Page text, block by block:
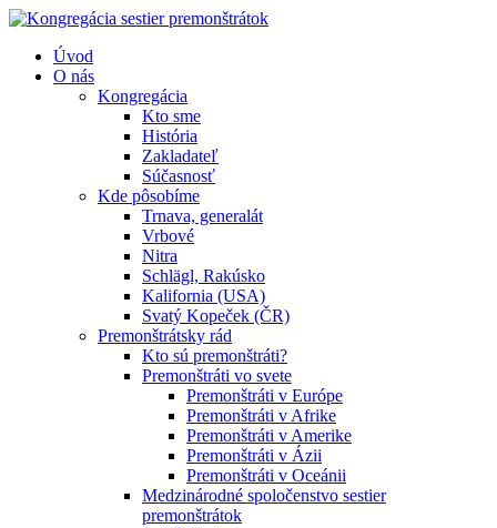
Úvod
O nás
Kongregácia
Kto sme
História
Zakladateľ
Súčasnosť
Kde pôsobíme
Trnava, generalát
Vrbové
Nitra
Schlägl, Rakúsko
Kalifornia (USA)
Svatý Kopeček (ČR)
Premonštrátsky rád
Kto sú premonštráti?
Premonštráti vo svete
Premonštráti v Európe
Premonštráti v Afrike
Premonštráti v Amerike
Premonštráti v Ázii
Premonštráti v Oceánii
Medzinárodné spoločenstvo sestier
premonštrátok